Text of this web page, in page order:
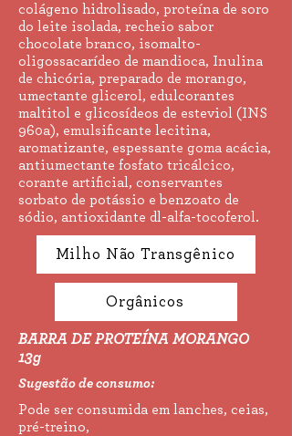
colágeno hidrolisado, proteína de soro
do leite isolada, recheio sabor
chocolate branco, isomalto-
oligossacarídeo de mandioca, Inulina
de chicória, preparado de morango,
umectante glicerol, edulcorantes
maltitol e glicosídeos de esteviol (INS
960a), emulsificante lecitina,
aromatizante, espessante goma acácia,
antiumectante fosfato tricálcico,
corante artificial, conservantes
sorbato de potássio e benzoato de
sódio, antioxidante dl-alfa-tocoferol.
Milho Não Transgênico
Orgânicos
BARRA DE PROTEÍNA MORANGO
13g
Sugestão de consumo:
Pode ser consumida em lanches, ceias,
pré-treino,